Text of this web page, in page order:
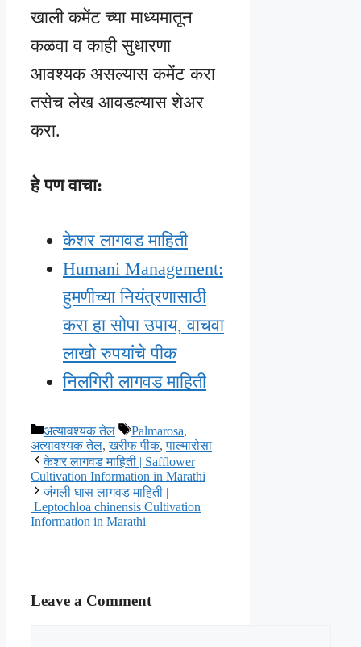
खाली कमेंट च्या माध्यमातून
कळवा व काही सुधारणा
आवश्यक असल्यास कमेंट करा
तसेच लेख आवडल्यास शेअर
करा.
हे पण वाचा:
केशर लागवड माहिती
Humani Management:
हुमणीच्या नियंत्रणासाठी
करा हा सोपा उपाय, वाचवा
लाखो रुपयांचे पीक
निलगिरी लागवड माहिती
Categories
अत्यावश्यक तेल Tags
Palmarosa,
अत्यावश्यक तेल,खरीफ पीक,पाल्मारोसा
केशर लागवड माहिती | Safflower
Cultivation Information in Marathi
जंगली घास लागवड माहिती |
Leptochloa chinensis Cultivation
Information in Marathi
Leave a Comment